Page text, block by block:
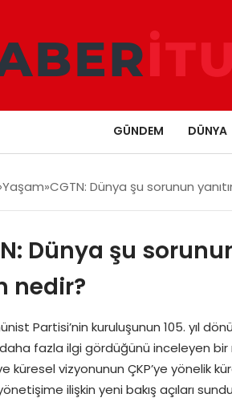
GÜNDEM DÜNYA
Yaşam CGTN: Dünya şu sorunun
Dünya şu sorunun
nedir?
Partisi’nin kuruluşunun 105. yıl
fazla ilgi gördüğünü inceleyen bir
küresel vizyonunun ÇKP’ye yönelik
ilişkin yeni bakış açıları